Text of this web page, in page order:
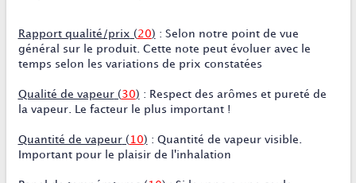
Rapport qualité/prix (20) : Selon notre point de vue
général sur le produit. Cette note peut évoluer avec le
temps selon les variations de prix constatées
Qualité de vapeur(30) : Respect des arômes et pureté de
la vapeur. Le facteur le plus important !
Quantité de vapeur( 10) : Quantité de vapeur visible.
Important pour le plaisir de l'inhalation